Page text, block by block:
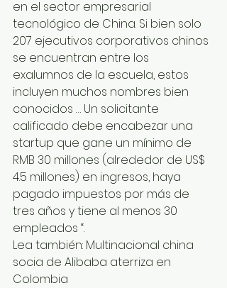
en el sector empresarial
tecnológico de China. Si bien solo
207 ejecutivos corporativos chinos
se encuentran entre los
exalumnos de la escuela, estos
incluyen muchos nombres bien
conocidos … Un solicitante
calificado debe encabezar una
startup que gane un mínimo de
RMB 30 millones (alrededor de US$
4.5 millones) en ingresos, haya
pagado impuestos por más de
tres años y tiene al menos 30
empleados “.
Lea también: Multinacional china
socia de Alibaba aterriza en
Colombia